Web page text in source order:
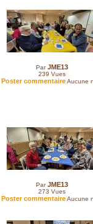
ParJME13
239 Vues
Poster commentaireAucune
ParJME13
273 Vues
Poster commentaireAucune